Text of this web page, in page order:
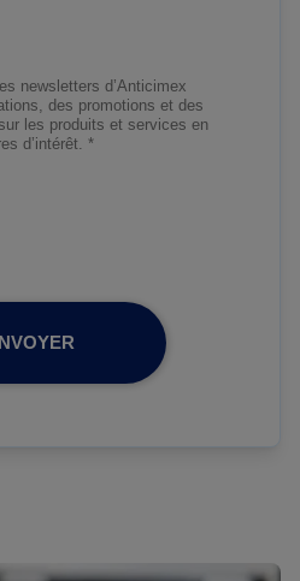
newsletters d’Anticimex
des promotions et des
les produits et services en
d’intérêt. *